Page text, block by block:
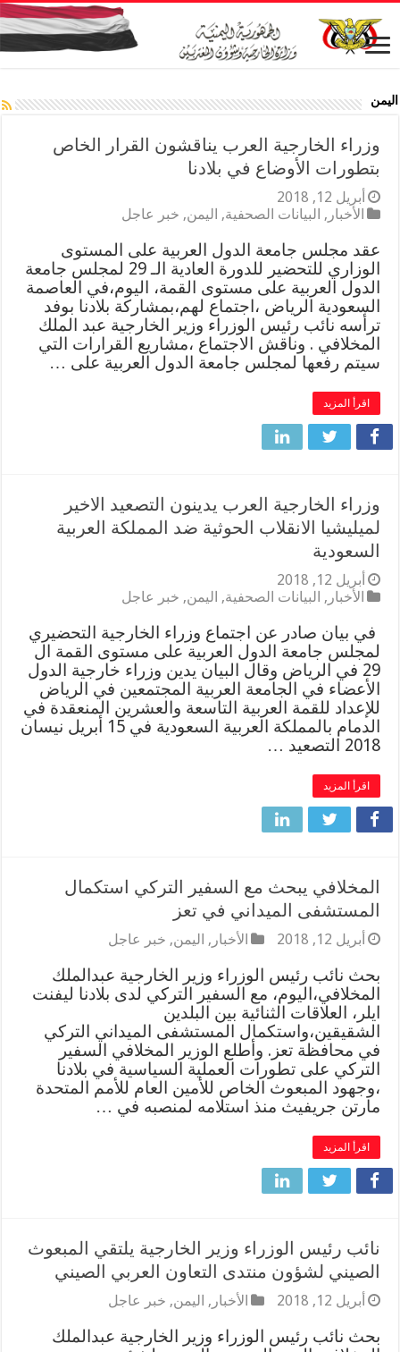
اليمن
وزراء الخارجية العرب يناقشون القرار الخاص
بتطورات الأوضاع في بلادنا
أبريل 12, 2018
الأخبار , البيانات الصحفية, اليمن, خبر عاجل
عقد مجلس جامعة الدول العربية على المستوى
الوزاري للتحضير للدورة العادية الـ 29 لمجلس جامعة
الدول العربية على مستوى القمة، اليوم،في العاصمة
السعودية الرياض ،اجتماع لهم،بمشاركة بلادنا بوفد
ترأسه نائب رئيس الوزراء وزير الخارجية عبد الملك
المخلافي . وناقش الاجتماع ،مشاريع القرارات التي
سيتم رفعها لمجلس جامعة الدول العربية على …
اقرأ المزيد
وزراء الخارجية العرب يدينون التصعيد الاخير
لميليشيا الانقلاب الحوثية ضد المملكة العربية
السعودية
أبريل 12, 2018
الأخبار , البيانات الصحفية, اليمن, خبر عاجل
‏ في بيان صادر عن اجتماع وزراء الخارجية التحضيري
لمجلس جامعة الدول العربية على مستوى القمة ال
29 في الرياض وقال البيان ‏يدين وزراء خارجية الدول
الأعضاء في الجامعة العربية المجتمعين في الرياض
للإعداد للقمة العربية التاسعة والعشرين المنعقدة في
الدمام بالمملكة العربية السعودية في 15 أبريل نيسان
2018 التصعيد …
اقرأ المزيد
المخلافي يبحث مع السفير التركي استكمال
المستشفى الميداني في تعز
أبريل 12, 2018 الأخبار , اليمن, خبر عاجل
بحث نائب رئيس الوزراء وزير الخارجية عبدالملك
المخلافي،اليوم، مع السفير التركي لدى بلادنا ليفنت
ايلر، العلاقات الثنائية بين البلدين
الشقيقين،واستكمال المستشفى الميداني التركي
في محافظة تعز. وأطلع الوزير المخلافي السفير
التركي على تطورات العملية السياسية في بلادنا
،وجهود المبعوث الخاص للأمين العام للأمم المتحدة
مارتن جريفيث منذ استلامه لمنصبه في …
اقرأ المزيد
نائب رئيس الوزراء وزير الخارجية يلتقي المبعوث
الصيني لشؤون منتدى التعاون العربي الصيني
أبريل 12, 2018 الأخبار , اليمن, خبر عاجل
بحث نائب رئيس الوزراء وزير الخارجية عبدالملك